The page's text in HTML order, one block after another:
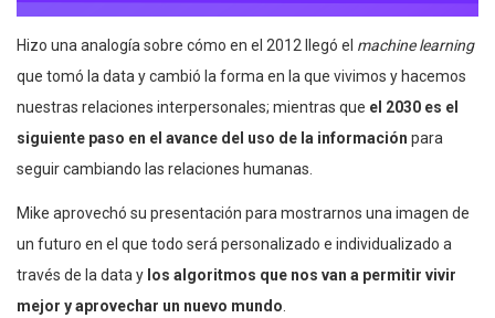
Hizo una analogía sobre cómo en el 2012 llegó el machine learning
que tomó la data y cambió la forma en la que vivimos y hacemos
nuestras relaciones interpersonales; mientras que el 2030 es el
siguiente paso en el avance del uso de la información para
seguir cambiando las relaciones humanas.
Mike aprovechó su presentación para mostrarnos una imagen de
un futuro en el que todo será personalizado e individualizado a
través de la data y los algoritmos que nos van a permitir vivir
mejor y aprovechar un nuevo mundo